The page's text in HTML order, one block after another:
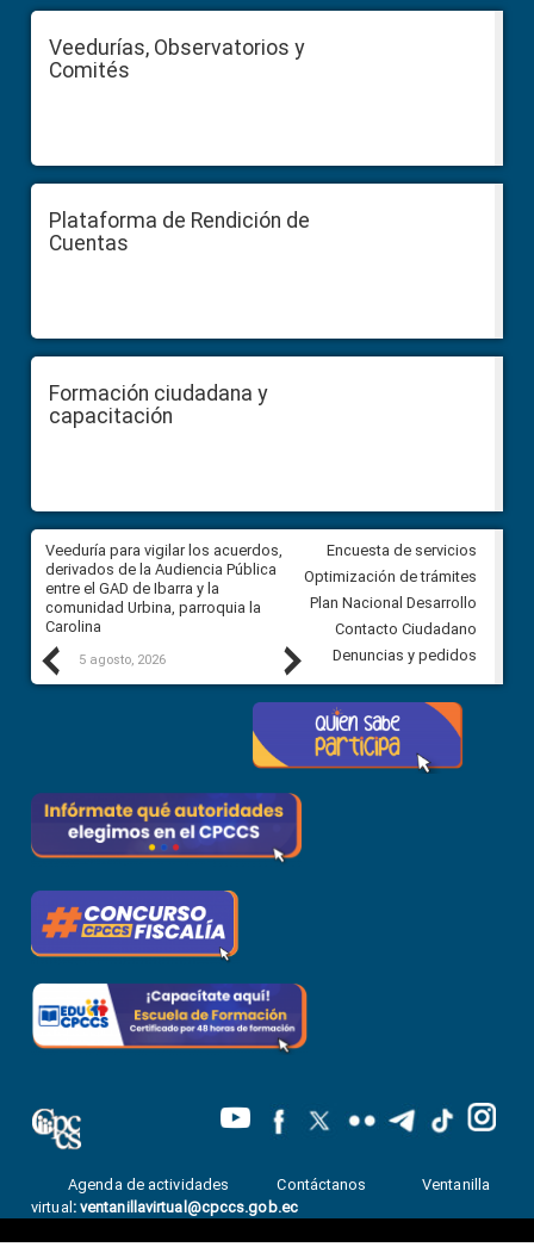
Veedurías, Observatorios y
Comités
Plataforma de Rendición de
Cuentas
Formación ciudadana y
capacitación
Previous
Veeduría para vigilar los acuerdos,
derivados de la Audiencia Pública
entre el GAD de Ibarra y la
comunidad Urbina, parroquia la
Carolina
5 agosto, 2026
CPCCS convoca a Veeduría
Ciudadana para vigilar el
5 agosto, 2026
Next
Encuesta de servicios
Optimización de trámites
Plan Nacional Desarrollo
Contacto Ciudadano
Denuncias y pedidos
Agenda de actividades Contáctanos
Ventanilla
virtual : ventanillavirtual@cpccs.gob.ec